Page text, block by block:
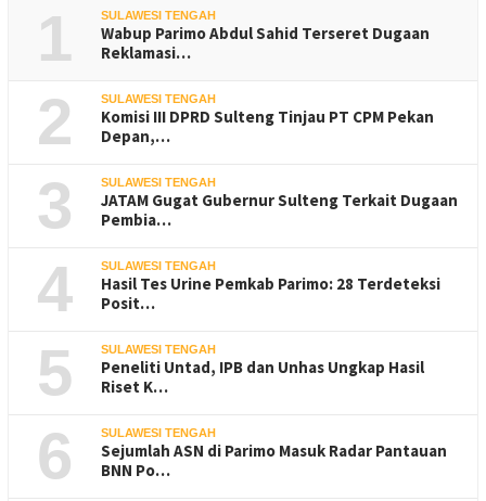
1 SULAWESI TENGAH
Wabup Parimo Abdul Sahid Terseret Dugaan
Reklamasi…
2 SULAWESI TENGAH
Komisi III DPRD Sulteng Tinjau PT CPM Pekan
Depan,…
3 SULAWESI TENGAH
JATAM Gugat Gubernur Sulteng Terkait Dugaan
Pembia…
4 SULAWESI TENGAH
Hasil Tes Urine Pemkab Parimo: 28 Terdeteksi
Posit…
5 SULAWESI TENGAH
Peneliti Untad, IPB dan Unhas Ungkap Hasil
Riset K…
6 SULAWESI TENGAH
Sejumlah ASN di Parimo Masuk Radar Pantauan
BNN Po…